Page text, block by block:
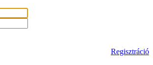
Regisztráció